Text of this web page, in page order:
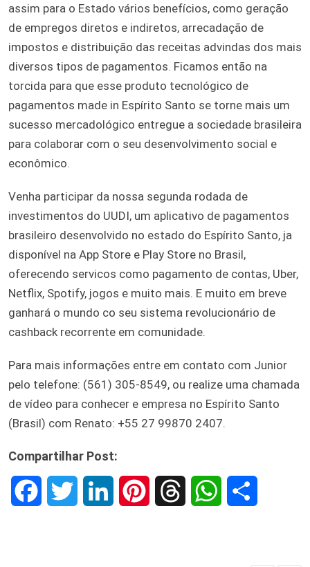
assim para o Estado vários benefícios, como geração
de empregos diretos e indiretos, arrecadação de
impostos e distribuição das receitas advindas dos mais
diversos tipos de pagamentos. Ficamos então na
torcida para que esse produto tecnológico de
pagamentos made in Espírito Santo se torne mais um
sucesso mercadológico entregue a sociedade brasileira
para colaborar com o seu desenvolvimento social e
econômico.
Venha participar da nossa segunda rodada de
investimentos do UUDI, um aplicativo de pagamentos
brasileiro desenvolvido no estado do Espírito Santo, ja
disponível na App Store e Play Store no Brasil,
oferecendo servicos como pagamento de contas, Uber,
Netflix, Spotify, jogos e muito mais. E muito em breve
ganhará o mundo co seu sistema revolucionário de
cashback recorrente em comunidade.
Para mais informações entre em contato com Junior
pelo telefone: (561) 305-8549, ou realize uma chamada
de vídeo para conhecer e empresa no Espírito Santo
(Brasil) com Renato: +55 27 99870 2407.
Compartilhar Post: